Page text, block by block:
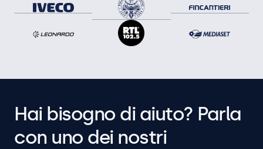
Hai bisogno di aiuto? Parla
con uno dei nostri